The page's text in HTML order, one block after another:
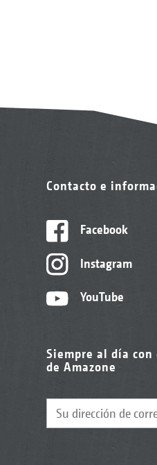
Contacto e
Facebook
Instagram
YouTube
Siempre al día
de Amazone